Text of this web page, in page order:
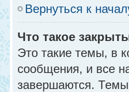
Вернуться к
Что такое
Это такие темы, в
сообщения, и все
завершаются.